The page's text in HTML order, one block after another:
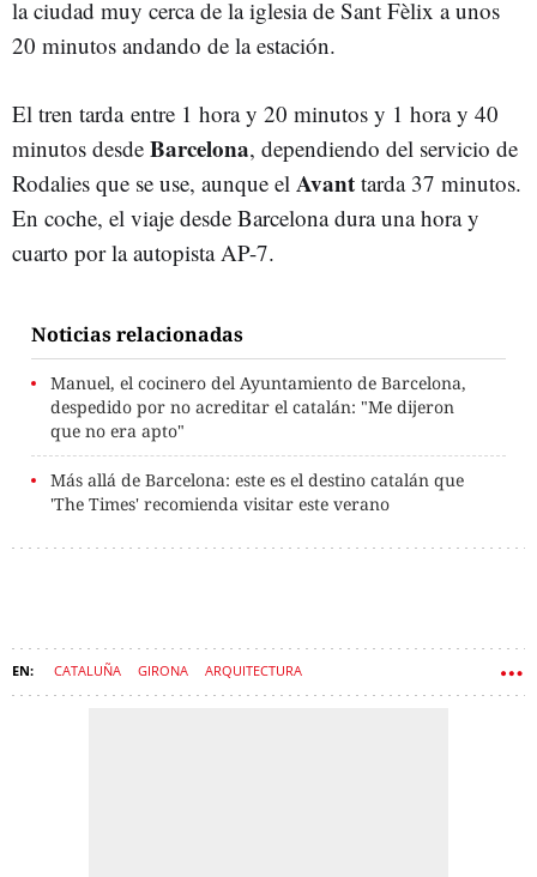
la ciudad muy cerca de la iglesia de Sant Fèlix a unos
20 minutos andando de la estación.
El tren tarda entre 1 hora y 20 minutos y 1 hora y 40
minutos desde Barcelona, dependiendo del servicio de
Rodalies que se use, aunque el Avant tarda 37 minutos.
En coche, el viaje desde Barcelona dura una hora y
cuarto por la autopista AP-7.
Noticias relacionadas
Manuel, el cocinero del Ayuntamiento de Barcelona,
despedido por no acreditar el catalán: "Me dijeron
que no era apto"
Más allá de Barcelona: este es el destino catalán que
'The Times' recomienda visitar este verano
CATALUÑA GIRONA ARQUITECTURA